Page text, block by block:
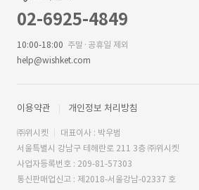
02-6925-4849
10:00-18:00 주말·공휴일 제외
help@wishket.com
이용약관 개인정보 처리방침
㈜위시켓
대표이사 : 박우범
서울특별시 강남구 테헤란로 211 3층 ㈜위시켓
사업자등록번호 : 209-81-57303
통신판매업신고 : 제2018-서울강남-02337 호